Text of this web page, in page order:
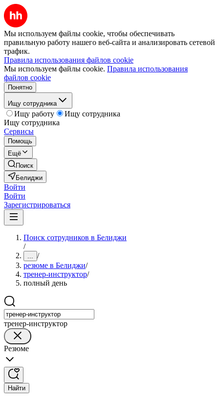
Мы используем файлы cookie, чтобы обеспечивать
правильную работу нашего веб-сайта и анализировать сетевой
трафик.
Правила использования файлов cookie
Мы используем файлы cookie. Правила использования
файлов cookie
Понятно
Ищу сотрудника
Ищу работу
Ищу сотрудника
Ищу сотрудника
Сервисы
Помощь
Ещё
Поиск
Белиджи
Войти
Войти
Зарегистрироваться
Поиск сотрудников в Белиджи
/
... /
резюме в Белиджи/
тренер-инструктор/
полный день
тренер-инструктор
Резюме
Найти